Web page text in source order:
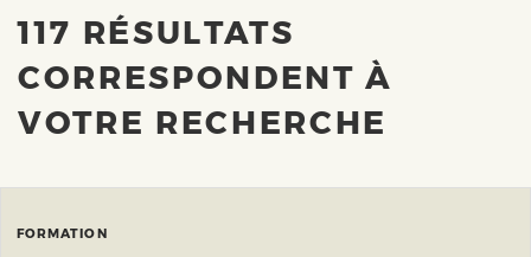
117 RÉSULTATS
CORRESPONDENT À
VOTRE RECHERCHE
FORMATION